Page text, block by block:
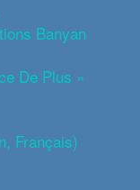
Banyan
De Plus »
Français)